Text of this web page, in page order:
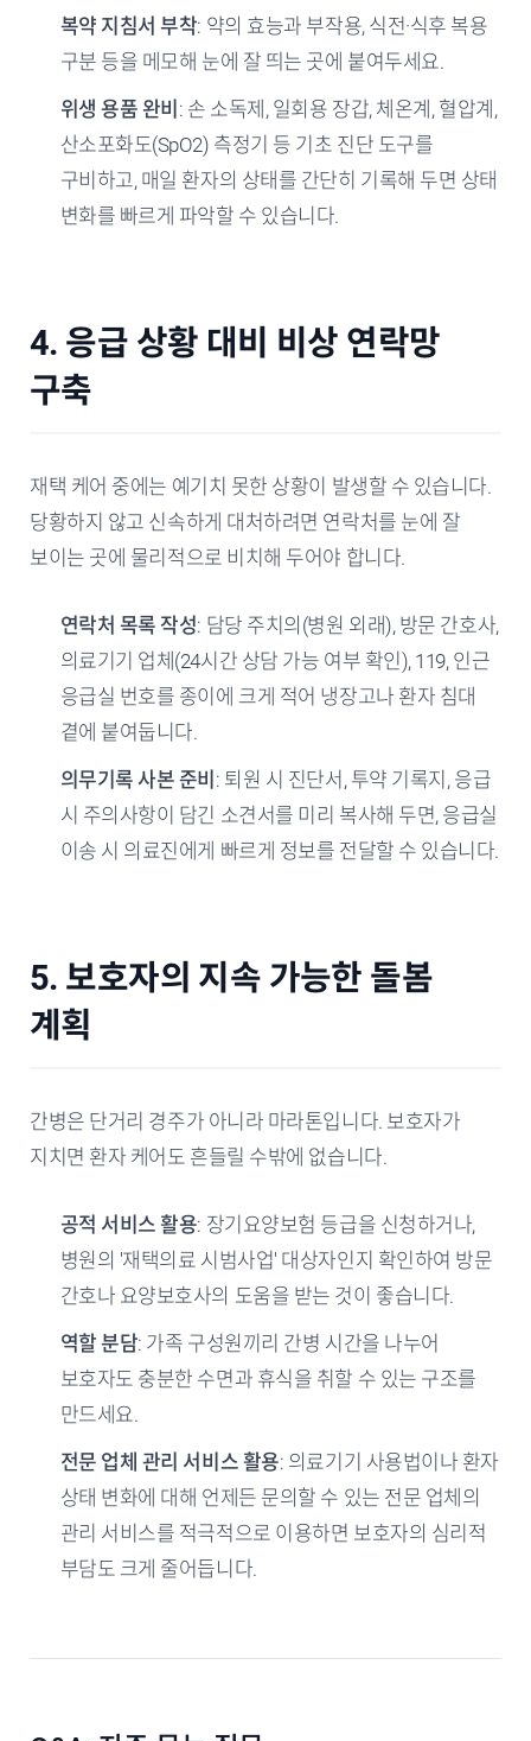
복약 지침서 부착: 약의 효능과 부작용, 식전·식후 복용
구분 등을 메모해 눈에 잘 띄는 곳에 붙여두세요.
위생 용품 완비 : 손 소독제, 일회용 장갑, 체온계, 혈압계,
산소포화도(SpO2) 측정기 등 기초 진단 도구를
구비하고, 매일 환자의 상태를 간단히 기록해 두면 상태
변화를 빠르게 파악할 수 있습니다.
4. 응급 상황 대비 비상 연락망
구축
재택 케어 중에는 예기치 못한 상황이 발생할 수 있습니다.
당황하지 않고 신속하게 대처하려면 연락처를 눈에 잘
보이는 곳에 물리적으로 비치해 두어야 합니다.
연락처 목록 작성: 담당 주치의(병원 외래), 방문 간호사,
의료기기 업체(24시간 상담 가능 여부 확인), 119, 인근
응급실 번호를 종이에 크게 적어 냉장고나 환자 침대
곁에 붙여둡니다.
의무기록 사본 준비 : 퇴원 시 진단서, 투약 기록지, 응급
시 주의사항이 담긴 소견서를 미리 복사해 두면, 응급실
이송 시 의료진에게 빠르게 정보를 전달할 수 있습니다.
5. 보호자의 지속 가능한 돌봄
계획
간병은 단거리 경주가 아니라 마라톤입니다. 보호자가
지치면 환자 케어도 흔들릴 수밖에 없습니다.
공적 서비스 활용: 장기요양보험 등급을 신청하거나,
병원의 '재택의료 시범사업' 대상자인지 확인하여 방문
간호나 요양보호사의 도움을 받는 것이 좋습니다.
역할 분담: 가족 구성원끼리 간병 시간을 나누어
보호자도 충분한 수면과 휴식을 취할 수 있는 구조를
만드세요.
전문 업체 관리 서비스 활용: 의료기기 사용법이나 환자
상태 변화에 대해 언제든 문의할 수 있는 전문 업체의
관리 서비스를 적극적으로 이용하면 보호자의 심리적
부담도 크게 줄어듭니다.